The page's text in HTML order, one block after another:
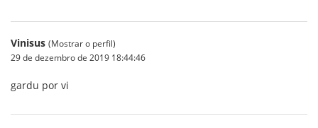
Vinisus (Mostrar o perfil)
29 de dezembro de 2019 18:44:46
gardu por vi